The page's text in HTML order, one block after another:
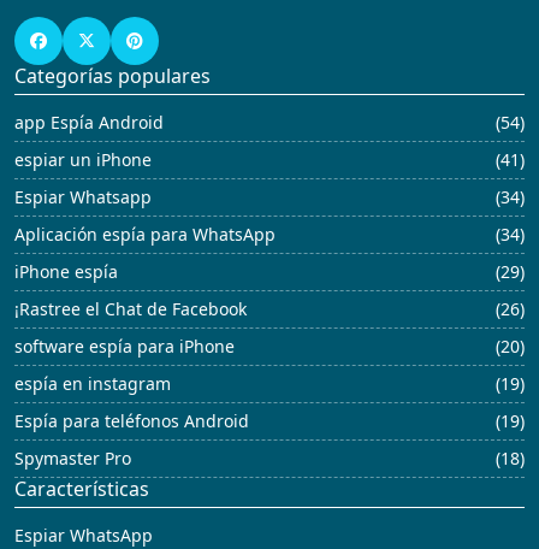
Categorías populares
app Espía Android
(54)
espiar un iPhone
(41)
Espiar Whatsapp
(34)
Aplicación espía para WhatsApp
(34)
iPhone espía
(29)
¡Rastree el Chat de Facebook
(26)
software espía para iPhone
(20)
espía en instagram
(19)
Espía para teléfonos Android
(19)
Spymaster Pro
(18)
Características
Espiar WhatsApp